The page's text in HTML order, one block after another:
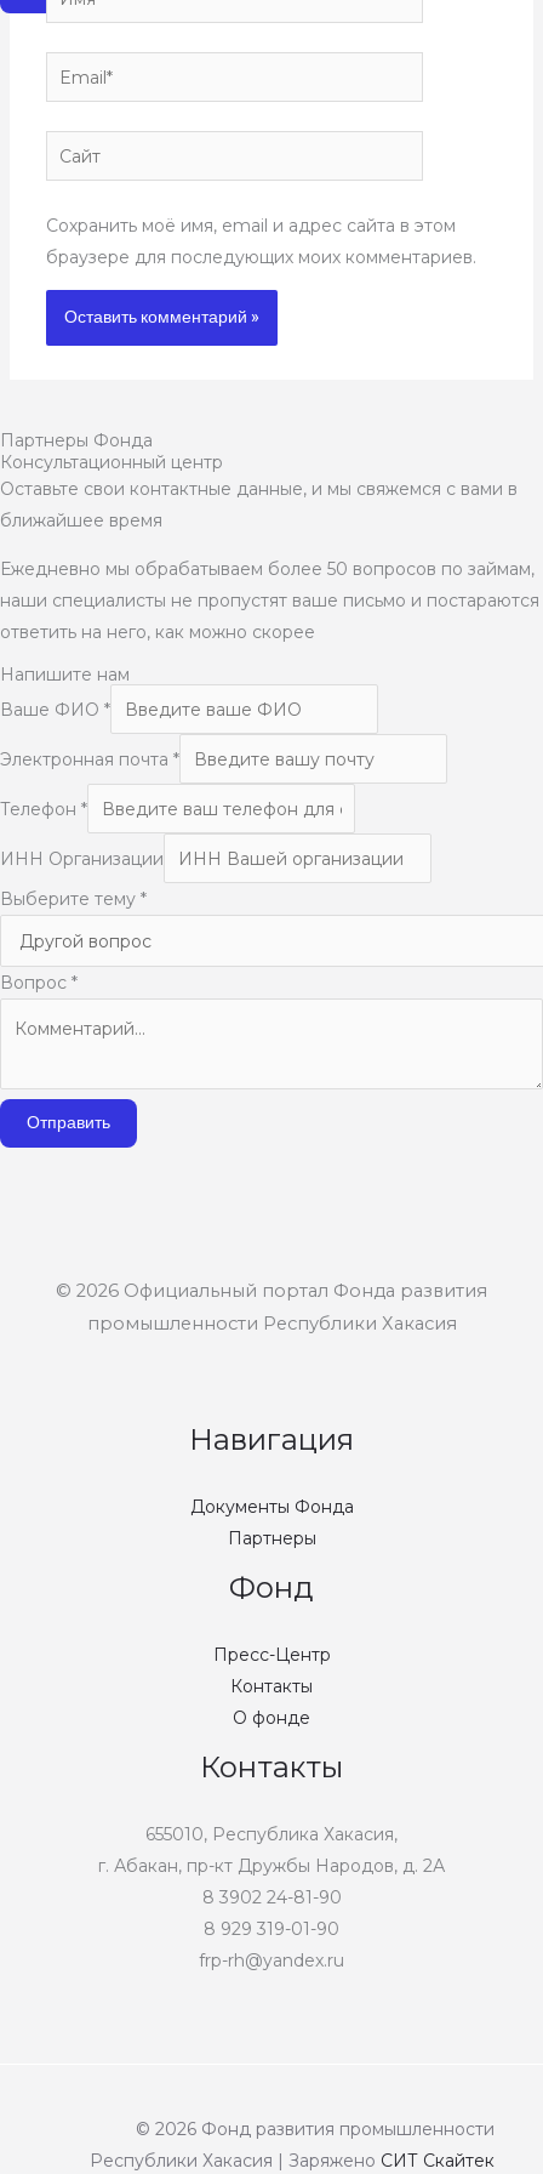
Email*
Сайт
Сохранить моё имя, email и адрес сайта в этом
браузере для последующих моих комментариев.
Партнеры Фонда
Консультационный центр
Оставьте свои контактные данные, и мы свяжемся с вами в
ближайшее время
Ежедневно мы обрабатываем более 50 вопросов по займам,
наши специалисты не пропустят ваше письмо и постараются
ответить на него, как можно скорее
Напишите нам
Ваше ФИО *
Электронная почта *
Телефон *
ИНН Организации
Выберите тему *
Вопрос *
Отправить
© 2026 Официальный портал Фонда развития
промышленности Республики Хакасия
Навигация
Документы Фонда
Партнеры
Фонд
Пресс-Центр
Контакты
О фонде
Контакты
655010, Республика Хакасия,
г. Абакан, пр-кт Дружбы Народов, д. 2А
8 3902 24-81-90
8 929 319-01-90
frp-rh@yandex.ru
© 2026 Фонд развития промышленности
Республики Хакасия | Заряжено СИТ Скайтек